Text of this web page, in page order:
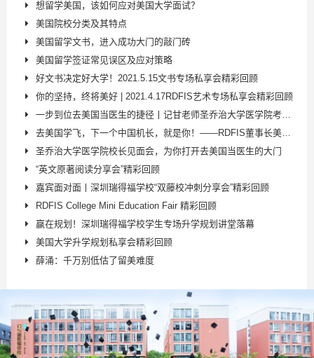
想留学美国，该如何应对美国大学面试？
美国院校分类及其特点
美国留学文书，进入成功大门的敲门砖
美国留学签证常见误区及应对策略
好文书决定好大学！2021.5.15文书专场私享会精彩回顾
你的坚持，终将美好 | 2021.4.17RDFIS艺术专场私享会精彩回顾
一步到位去美国当医生的捷径丨记甘老师圣乔治大学医学院考察之旅
去美国学飞，下一个中国机长，就是你！——RDFIS董事长美国考察学飞之旅
圣乔治大学医学院校长见面会，为你打开去美国当医生的大门
“英文原著阅读分享会”精彩回顾
嘉宾面对面丨深圳瑞得福学校“双藤校冲刺分享会”精彩回顾
RDFIS College Mini Education Fair 精彩回顾
赢在规划！深圳瑞得福学校学生专场升学规划讲堂落幕
美国大学升学规划私享会精彩回顾
薛涌：千万别低估了留美难度